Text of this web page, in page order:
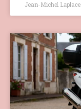
Jean-Michel Laplace